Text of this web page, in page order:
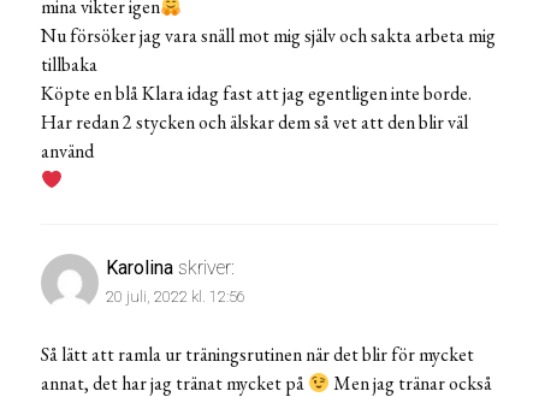
mina vikter igen
Nu försöker jag vara snäll mot mig själv och sakta arbeta mig
tillbaka
Köpte en blå Klara idag fast att jag egentligen inte borde.
Har redan 2 stycken och älskar dem så vet att den blir väl
använd
Karolina skriver:
20 juli, 2022 kl. 12:56
Så lätt att ramla ur träningsrutinen när det blir för mycket
annat, det har jag tränat mycket på
Men jag tränar också